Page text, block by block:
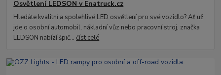
Osvětlení LEDSON v Enatruck.cz
Hledáte kvalitní a spolehlivé LED osvětlení pro své vozidlo? Ať už
jde o osobní automobil, nákladní vůz nebo pracovní stroj, značka
LEDSON nabízí špič...číst celé